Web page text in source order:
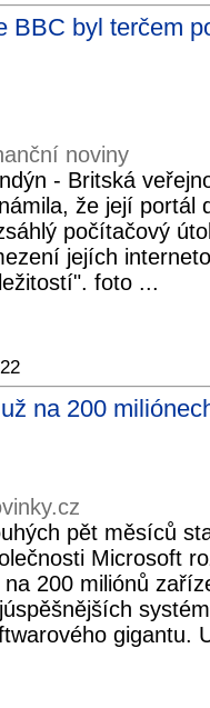
BBC byl terčem
noviny
- Britská
že její portál
počítačový
jejích
foto ...
na 200
pět měsíců
Microsoft
na 200 miliónů
gigantu.